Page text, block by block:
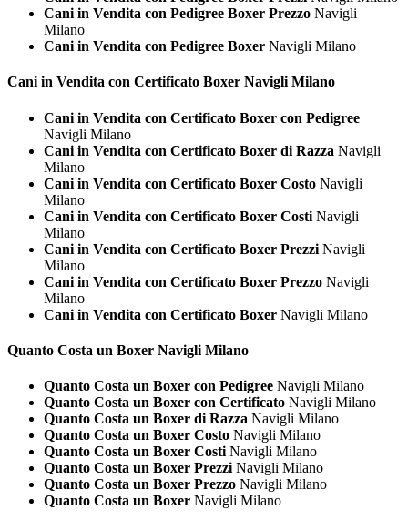
Cani in Vendita con Pedigree Boxer Prezzo Navigli
Milano
Cani in Vendita con Pedigree Boxer Navigli Milano
Cani in Vendita con Certificato Boxer Navigli Milano
Cani in Vendita con Certificato Boxer con Pedigree
Navigli Milano
Cani in Vendita con Certificato Boxer di Razza Navigli
Milano
Cani in Vendita con Certificato Boxer Costo Navigli
Milano
Cani in Vendita con Certificato Boxer Costi Navigli
Milano
Cani in Vendita con Certificato Boxer Prezzi Navigli
Milano
Cani in Vendita con Certificato Boxer Prezzo Navigli
Milano
Cani in Vendita con Certificato Boxer Navigli Milano
Quanto Costa un Boxer Navigli Milano
Quanto Costa un Boxer con Pedigree Navigli Milano
Quanto Costa un Boxer con Certificato Navigli Milano
Quanto Costa un Boxer di Razza Navigli Milano
Quanto Costa un Boxer Costo Navigli Milano
Quanto Costa un Boxer Costi Navigli Milano
Quanto Costa un Boxer Prezzi Navigli Milano
Quanto Costa un Boxer Prezzo Navigli Milano
Quanto Costa un Boxer Navigli Milano